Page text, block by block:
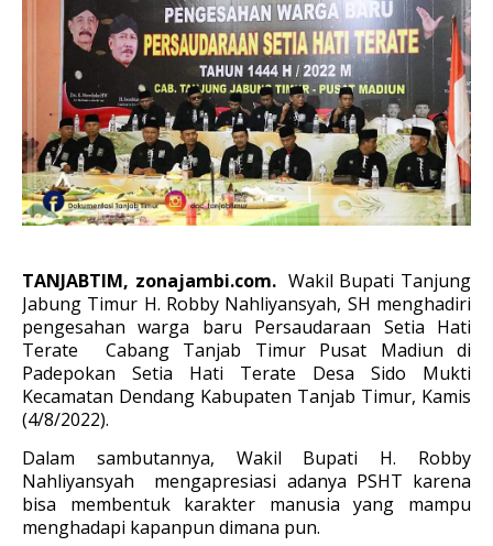
TANJABTIM, zonajambi.com. Wakil Bupati Tanjung
Jabung Timur H. Robby Nahliyansyah, SH menghadiri
pengesahan warga baru Persaudaraan Setia Hati
Terate Cabang Tanjab Timur Pusat Madiun di
Padepokan Setia Hati Terate Desa Sido Mukti
Kecamatan Dendang Kabupaten Tanjab Timur, Kamis
(4/8/2022).
Dalam sambutannya, Wakil Bupati H. Robby
Nahliyansyah mengapresiasi adanya PSHT karena
bisa membentuk karakter manusia yang mampu
menghadapi kapanpun dimana pun.